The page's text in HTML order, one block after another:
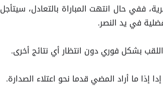
ففي حال انتهت المباراة بالتعادل، سيتأجل
بشكل فوري دون انتظار أي نتائج أخرى.
إذا ما أراد المضي قدما نحو اعتلاء الصدارة.